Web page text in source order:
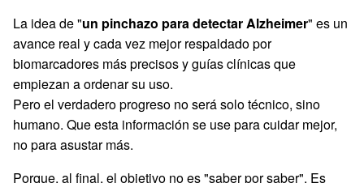
La idea de "un pinchazo para detectar Alzheimer" es un
avance real y cada vez mejor respaldado por
biomarcadores más precisos y guías clínicas que
empiezan a ordenar su uso.
Pero el verdadero progreso no será solo técnico, sino
humano. Que esta información se use para cuidar mejor,
no para asustar más.
Porque, al final, el objetivo no es "saber por saber". Es